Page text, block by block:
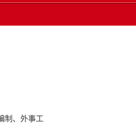
制、外事工